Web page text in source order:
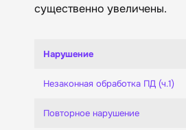
существенно увеличены.
Нарушение
Незаконная обработка ПД (ч.1)
Повторное нарушение